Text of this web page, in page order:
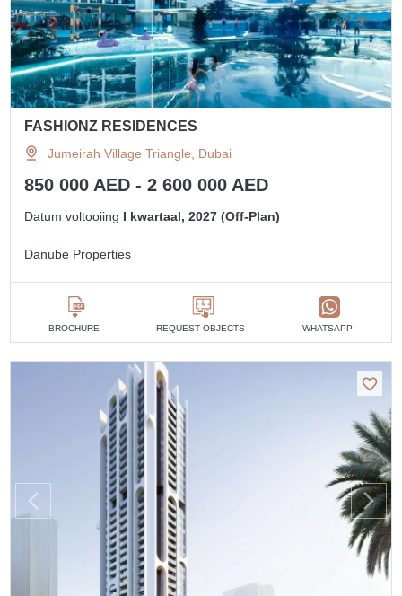
FASHIONZ RESIDENCES
Jumeirah Village Triangle, Dubai
850 000 AED - 2 600 000 AED
Datum voltooiing I kwartaal, 2027 (Off-Plan)
Danube Properties
BROCHURE REQUEST OBJECTS WHATSAPP